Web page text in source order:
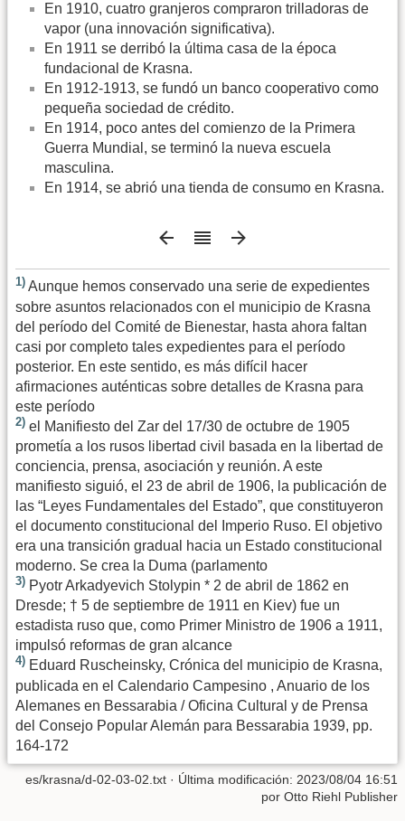
En 1910, cuatro granjeros compraron trilladoras de
vapor (una innovación significativa).
En 1911 se derribó la última casa de la época
fundacional de Krasna.
En 1912-1913, se fundó un banco cooperativo como
pequeña sociedad de crédito.
En 1914, poco antes del comienzo de la Primera
Guerra Mundial, se terminó la nueva escuela
masculina.
En 1914, se abrió una tienda de consumo en Krasna.
1) Aunque hemos conservado una serie de expedientes
sobre asuntos relacionados con el municipio de Krasna
del período del Comité de Bienestar, hasta ahora faltan
casi por completo tales expedientes para el período
posterior. En este sentido, es más difícil hacer
afirmaciones auténticas sobre detalles de Krasna para
este período
2) el Manifiesto del Zar del 17/30 de octubre de 1905
prometía a los rusos libertad civil basada en la libertad de
conciencia, prensa, asociación y reunión. A este
manifiesto siguió, el 23 de abril de 1906, la publicación de
las “Leyes Fundamentales del Estado”, que constituyeron
el documento constitucional del Imperio Ruso. El objetivo
era una transición gradual hacia un Estado constitucional
moderno. Se crea la Duma (parlamento
3) Pyotr Arkadyevich Stolypin * 2 de abril de 1862 en
Dresde; † 5 de septiembre de 1911 en Kiev) fue un
estadista ruso que, como Primer Ministro de 1906 a 1911,
impulsó reformas de gran alcance
4) Eduard Ruscheinsky, Crónica del municipio de Krasna,
publicada en el Calendario Campesino , Anuario de los
Alemanes en Bessarabia / Oficina Cultural y de Prensa
del Consejo Popular Alemán para Bessarabia 1939, pp.
164-172
es/krasna/d-02-03-02.txt · Última modificación: 2023/08/04 16:51
por Otto Riehl Publisher